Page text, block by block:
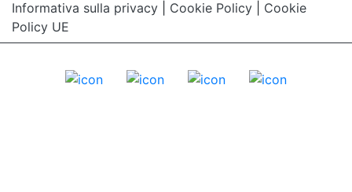
Informativa sulla privacy
Cookie Policy
Cookie
Policy UE